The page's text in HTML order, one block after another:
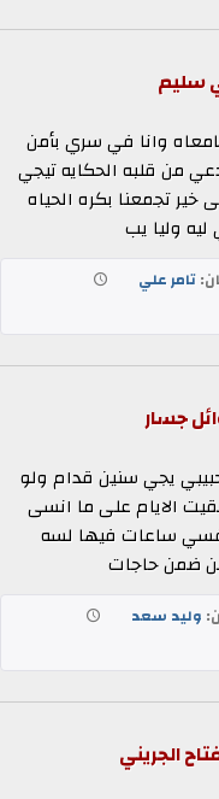
سليم
وانا في سري بأمن
من قلبه الحكايه تيجي
خير تجمعنا بكره الحياه
وليا يب
تامر علي
جسار
يجي سنين قدام ولو
الايام على ما انسى
ساعات فيها لسه
ضمن حاجات
وليد سعد
الجريني